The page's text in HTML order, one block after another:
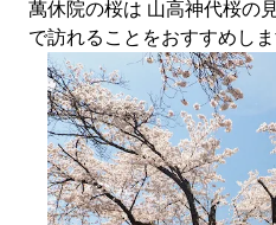
萬休院の桜は 山高神代桜の
で訪れることをおすすめし